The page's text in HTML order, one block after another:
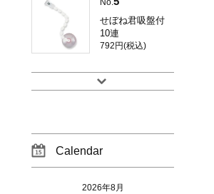
せぼね君吸盤付
10連
792円(税込)
Calendar
2026年8月